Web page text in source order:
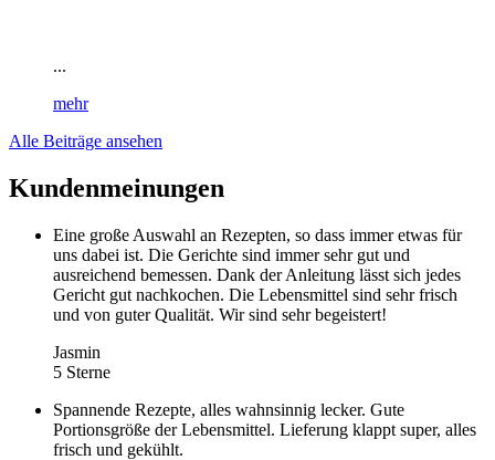
...
mehr
Alle Beiträge ansehen
Kundenmeinungen
Eine große Auswahl an Rezepten, so dass immer etwas für
uns dabei ist. Die Gerichte sind immer sehr gut und
ausreichend bemessen. Dank der Anleitung lässt sich jedes
Gericht gut nachkochen. Die Lebensmittel sind sehr frisch
und von guter Qualität. Wir sind sehr begeistert!
Jasmin
5 Sterne
Spannende Rezepte, alles wahnsinnig lecker. Gute
Portionsgröße der Lebensmittel. Lieferung klappt super, alles
frisch und gekühlt.